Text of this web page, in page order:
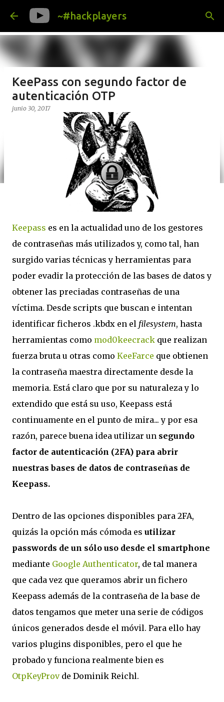
Ir al contenido principal
~#hackplayers
KeePass con segundo factor de
autenticación OTP
junio 30, 2017
Keepass es en la actualidad uno de los gestores
de contraseñas más utilizados y, como tal, han
surgido varias técnicas y herramientas para
poder evadir la protección de las bases de datos y
obtener las preciadas contraseñas de una
víctima. Desde scripts que buscan e intentan
identificar ficheros .kbdx en el filesystem, hasta
herramientas como mod0keecrack que realizan
fuerza bruta u otras como KeeFarce que obtienen
la contraseña maestra directamente desde la
memoria. Está claro que por su naturaleza y lo
extendido que está su uso, Keepass está
continuamente en el punto de mira... y por esa
razón, parece buena idea utilizar un segundo
factor de autenticación (2FA) para abrir
nuestras bases de datos de contraseñas de
Keepass.
Dentro de las opciones disponibles para 2FA,
quizás la opción más cómoda es utilizar
passwords de un sólo uso desde el smartphone
mediante Google Authenticator, de tal manera
que cada vez que queramos abrir un fichero
Keepass además de la contraseña de la base de
datos tengamos que meter una serie de códigos
únicos generados desde el móvil. Para ello hay
varios plugins disponibles, pero el que he
probado y funciona realmente bien es
OtpKeyProvde Dominik Reichl.